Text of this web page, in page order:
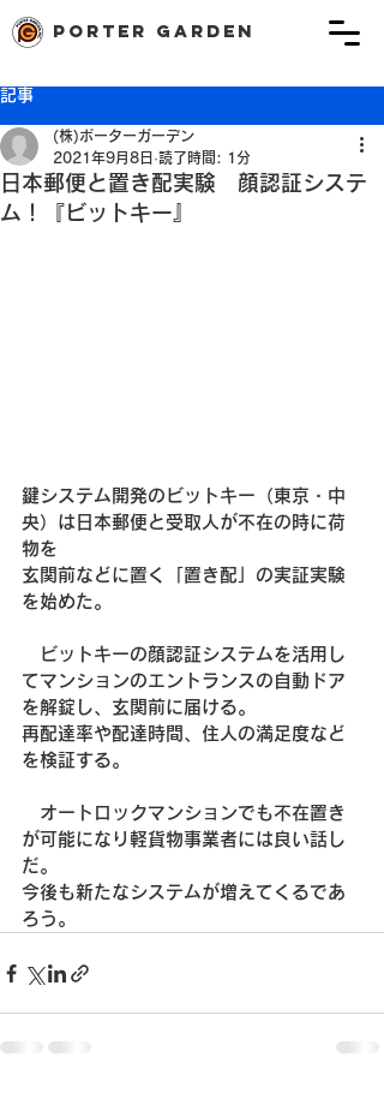
porter garden
記事
日本郵便と置き配実験 顔認証システ
ム！『ビットキー』
(株)ポーターガーデン
2021年9月8日 読了時間: 1分
鍵システム開発のビットキー（東京・中
央）は日本郵便と受取人が不在の時に荷
物を
玄関前などに置く「置き配」の実証実験
を始めた。
ビットキーの顔認証システムを活用し
てマンションのエントランスの自動ドア
を解錠し、玄関前に届ける。
再配達率や配達時間、住人の満足度など
を検証する。
オートロックマンションでも不在置き
が可能になり軽貨物事業者には良い話し
だ。
今後も新たなシステムが増えてくるであ
ろう。